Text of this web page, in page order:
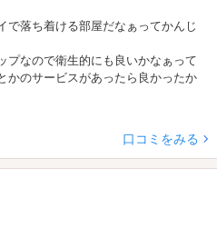
で落ち着ける部屋だなぁってかんじ
プなので衛生的にも良いかなぁって
かのサービスがあったら良かったか
口コミをみる